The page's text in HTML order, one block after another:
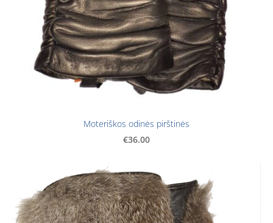
Moteriškos odinės pirštinės
€36.00